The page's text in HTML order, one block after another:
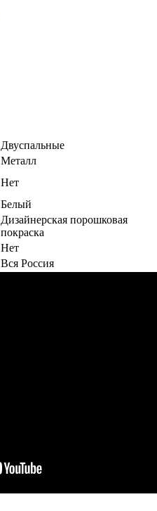
Двуспальные
Металл
Нет
Белый
Дизайнерская порошковая
покраска
Нет
Вся Россия